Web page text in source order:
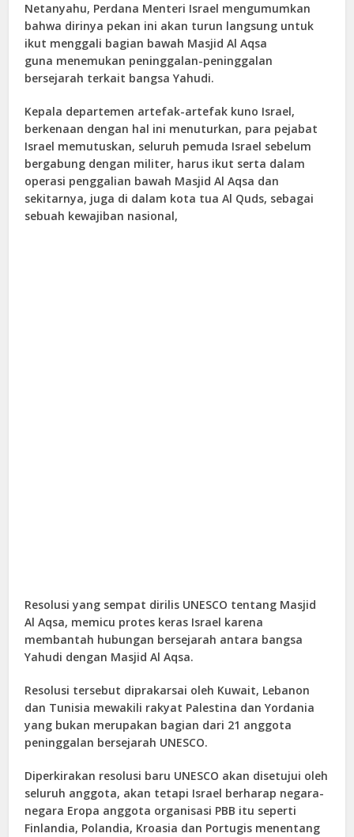
Netanyahu, Perdana Menteri Israel mengumumkan
bahwa dirinya pekan ini akan turun langsung untuk
ikut menggali bagian bawah Masjid Al Aqsa
guna menemukan peninggalan-peninggalan
bersejarah terkait bangsa Yahudi.
Kepala departemen artefak-artefak kuno Israel,
berkenaan dengan hal ini menuturkan, para pejabat
Israel memutuskan, seluruh pemuda Israel sebelum
bergabung dengan militer, harus ikut serta dalam
operasi penggalian bawah Masjid Al Aqsa dan
sekitarnya, juga di dalam kota tua Al Quds, sebagai
sebuah kewajiban nasional,
Resolusi yang sempat dirilis UNESCO tentang Masjid
Al Aqsa, memicu protes keras Israel karena
membantah hubungan bersejarah antara bangsa
Yahudi dengan Masjid Al Aqsa.
Resolusi tersebut diprakarsai oleh Kuwait, Lebanon
dan Tunisia mewakili rakyat Palestina dan Yordania
yang bukan merupakan bagian dari 21 anggota
peninggalan bersejarah UNESCO.
Diperkirakan resolusi baru UNESCO akan disetujui oleh
seluruh anggota, akan tetapi Israel berharap negara-
negara Eropa anggota organisasi PBB itu seperti
Finlandia, Polandia, Kroasia dan Portugis menentang